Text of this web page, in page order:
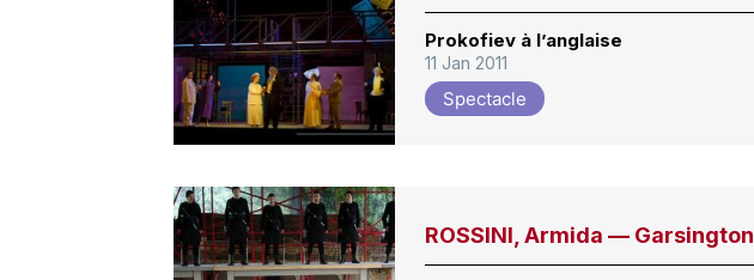
Prokofiev à l’anglaise
11 Jan 2011
Spectacle
ROSSINI, Armida — Garsington